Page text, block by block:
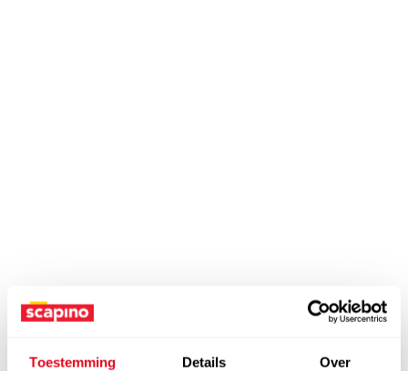
Toestemming Details Over